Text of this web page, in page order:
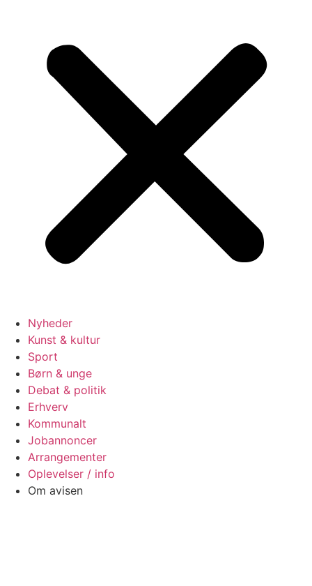
Nyheder
Kunst & kultur
Sport
Børn & unge
Debat & politik
Erhverv
Kommunalt
Jobannoncer
Arrangementer
Oplevelser / info
Om avisen